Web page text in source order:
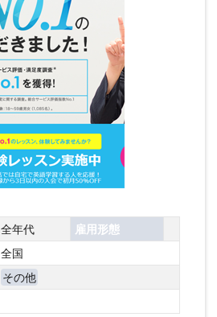
全年代
雇用形態
全国
その他